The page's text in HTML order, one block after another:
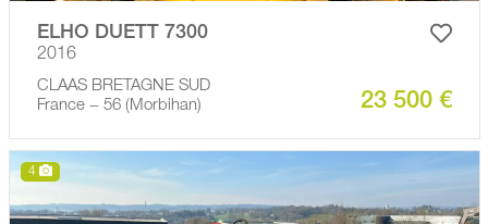
ELHO DUETT 7300
2016
CLAAS BRETAGNE SUD
France − 56 (Morbihan)
23 500 €
4